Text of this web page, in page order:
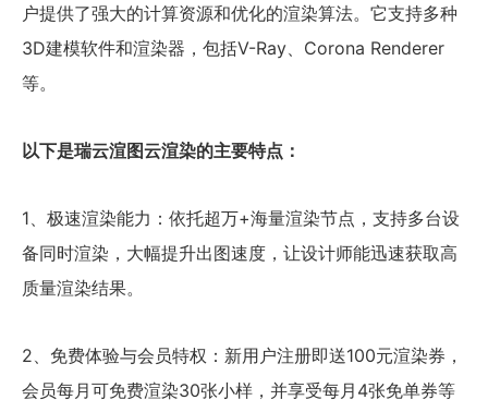
户提供了强大的计算资源和优化的渲染算法。它支持多种
3D建模软件和渲染器，包括V-Ray、Corona Renderer
等。
以下是瑞云渲图云渲染的主要特点：
1、极速渲染能力：依托超万+海量渲染节点，支持多台设
备同时渲染，大幅提升出图速度，让设计师能迅速获取高
质量渲染结果。
2、免费体验与会员特权：新用户注册即送100元渲染券，
会员每月可免费渲染30张小样，并享受每月4张免单券等